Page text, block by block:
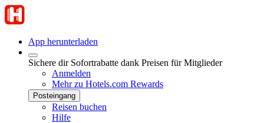
App herunterladen
Sichere dir Sofortrabatte dank Preisen für Mitglieder
Anmelden
Mehr zu Hotels.com Rewards
Posteingang
Reisen buchen
Hilfe